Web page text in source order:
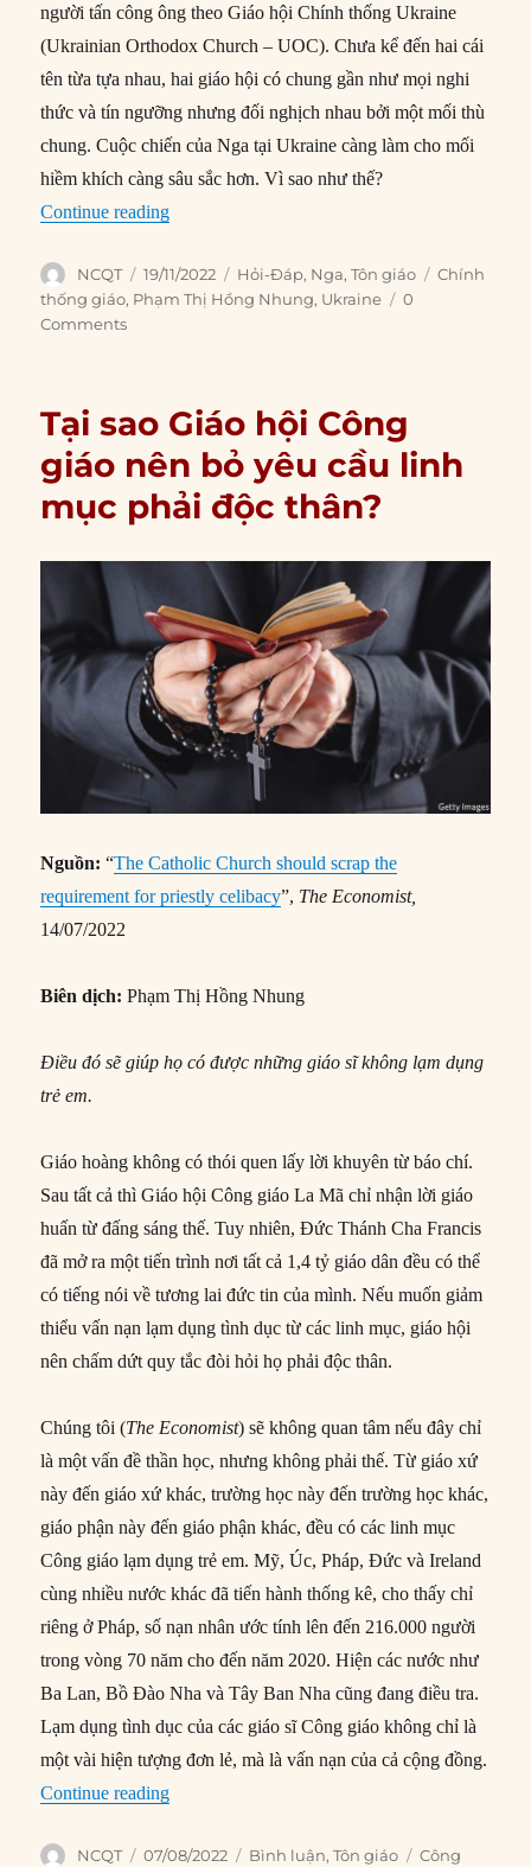
người tấn công ông theo Giáo hội Chính thống Ukraine
(Ukrainian Orthodox Church – UOC). Chưa kể đến hai cái
tên từa tựa nhau, hai giáo hội có chung gần như mọi nghi
thức và tín ngưỡng nhưng đối nghịch nhau bởi một mối thù
chung. Cuộc chiến của Nga tại Ukraine càng làm cho mối
hiềm khích càng sâu sắc hơn. Vì sao như thế?
Continue reading“Tại sao các giáo hội Chính thống giáo
Author
NCQT
Posted
on
19/11/2022 Categories
Hỏi-Đáp, Nga,Tôn giáo Tags
Chính
thống giáo, Phạm Thị Hồng Nhung, Ukraine
0
Comments
Tại sao Giáo hội Công
giáo nên bỏ yêu cầu linh
mục phải độc thân?
Nguồn:“The Catholic Church should scrap the
requirement for priestly celibacy”, The Economist,
14/07/2022
Biên dịch:Phạm Thị Hồng Nhung
Điều đó sẽ giúp họ có được những giáo sĩ không lạm dụng
trẻ em.
Giáo hoàng không có thói quen lấy lời khuyên từ báo chí.
Sau tất cả thì Giáo hội Công giáo La Mã chỉ nhận lời giáo
huấn từ đấng sáng thế. Tuy nhiên, Đức Thánh Cha Francis
đã mở ra một tiến trình nơi tất cả 1,4 tỷ giáo dân đều có thể
có tiếng nói về tương lai đức tin của mình. Nếu muốn giảm
thiểu vấn nạn lạm dụng tình dục từ các linh mục, giáo hội
nên chấm dứt quy tắc đòi hỏi họ phải độc thân.
Chúng tôi (The Economist) sẽ không quan tâm nếu đây chỉ
là một vấn đề thần học, nhưng không phải thế. Từ giáo xứ
này đến giáo xứ khác, trường học này đến trường học khác,
giáo phận này đến giáo phận khác, đều có các linh mục
Công giáo lạm dụng trẻ em. Mỹ, Úc, Pháp, Đức và Ireland
cùng nhiều nước khác đã tiến hành thống kê, cho thấy chỉ
riêng ở Pháp, số nạn nhân ước tính lên đến 216.000 người
trong vòng 70 năm cho đến năm 2020. Hiện các nước như
Ba Lan, Bồ Đào Nha và Tây Ban Nha cũng đang điều tra.
Lạm dụng tình dục của các giáo sĩ Công giáo không chỉ là
một vài hiện tượng đơn lẻ, mà là vấn nạn của cả cộng đồng.
Continue reading“Tại sao Giáo hội Công giáo nên bỏ yêu cầu
Author
NCQT
Posted
07/08/2022 Categories
Bình luận,Tôn giáo Tags
Công